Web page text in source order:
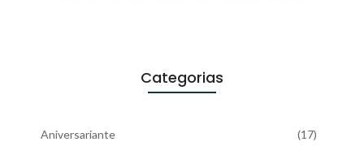
Categorias
Aniversariante (17)